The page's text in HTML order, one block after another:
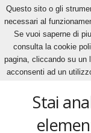
Home Tags Carriere
carriere
Stai
Questo sito o gli
necessari al
Se vuoi saperne di
consulta la cookie
pagina, cliccando su un
acconsenti ad un